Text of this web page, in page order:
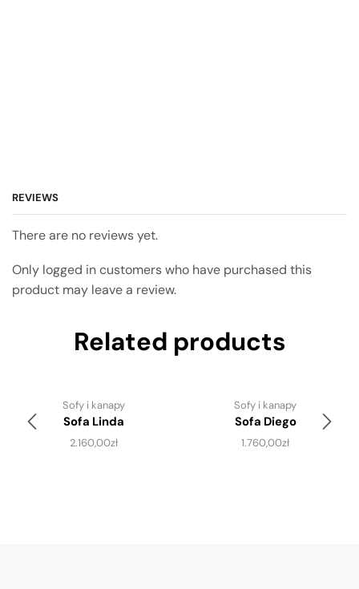
REVIEWS
There are no reviews yet.
Only logged in customers who have purchased this
product may leave a review.
Related products
Sofy i kanapy
Sofa Linda
2.160,00zł
Sofy i kanapy
Sofa Diego
1.760,00zł